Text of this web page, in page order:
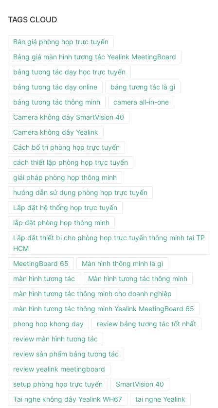
TAGS CLOUD
Báo giá phòng họp trực tuyến
Bảng giá màn hình tương tác Yealink MeetingBoard
bảng tương tác dạy học trực tuyến
bảng tương tác dạy online
bảng tương tác là gì
bảng tương tác thông minh
camera all-in-one
Camera không dây SmartVision 40
Camera không dây Yealink
Cách bố trí phòng họp trực tuyến
cách thiết lập phòng họp trực tuyến
giải pháp phòng họp thông minh
hướng dẫn sử dụng phòng họp trực tuyến
Lắp đặt hệ thống họp trực tuyến
lắp đặt phòng họp thông minh
Lắp đặt thiết bị cho phòng họp trực tuyến thông minh tại TP
HCM
MeetingBoard 65
Màn hình thông minh là gì
màn hình tương tác
Màn hình tương tác thông minh
màn hình tương tác thông minh cho doanh nghiệp
màn hình tương tác thông minh Yealink MeetingBoard 65
phong hop khong day
review bảng tương tác tốt nhất
review màn hình tương tác
review sản phẩm bảng tương tác
review yealink meetingboard
setup phòng họp trực tuyến
SmartVision 40
Tai nghe không dây Yealink WH67
tai nghe Yealink